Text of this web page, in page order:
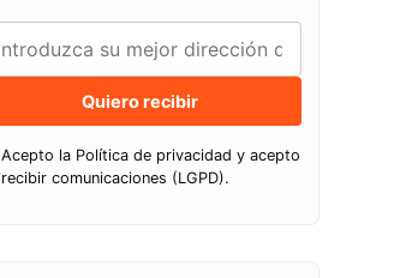
Quiero recibir
Acepto la Política de privacidad y acepto
recibir comunicaciones (LGPD).